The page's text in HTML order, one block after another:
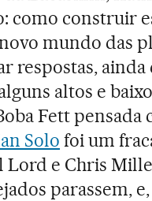
como construir
mundo das
respostas,
altos e
Fett
Solo foi um
e Chris
parassem,